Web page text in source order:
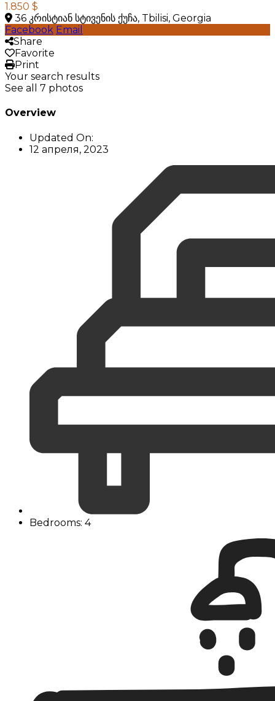
1.850 $
36 კრისტიან სტივენის ქუჩა, Tbilisi, Georgia
Facebook Email
Share
Favorite
Print
Your search results
See all 7 photos
Overview
Updated On:
12 апреля, 2023
Bedrooms: 4